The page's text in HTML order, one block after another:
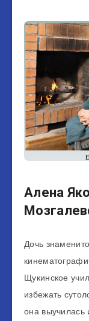
Алена
Дочь
Щукинское
избежать
она